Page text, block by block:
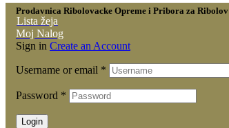
Prodavnica Ribolovacke Opreme i Pribora za Ribolov
Lista žeja
Moj Nalog
Sign in Create an Account
Username or email *
Password *
Login